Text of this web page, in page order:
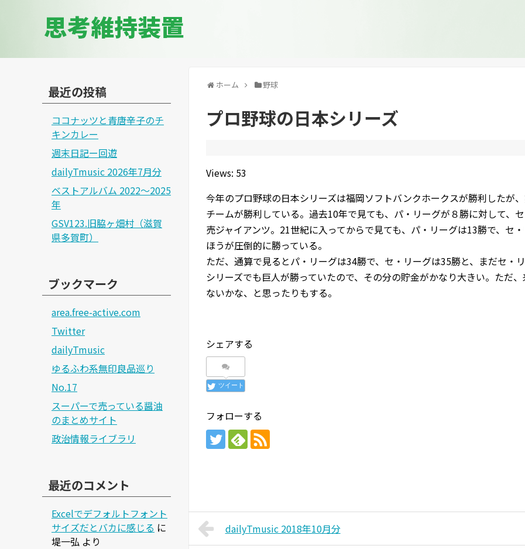
思考維持装置
ホーム 野球
プロ野球の日本シリーズ
Views: 53
今年のプロ野球の日本シリーズは福岡ソフトバンクホークスが勝利したが
チームが勝利している。過去10年で見ても、パ・リーグが８勝に対して、
売ジャイアンツ。21世紀に入ってからで見ても、パ・リーグは13勝で、セ
ほうが圧倒的に勝っている。
ただ、通算で見るとパ・リーグは34勝で、セ・リーグは35勝と、まだセ・
シリーズでも巨人が勝っていたので、その分の貯金がかなり大きい。ただ
ないかな、と思ったりもする。
シェアする
ツイート
フォローする
dailyTmusic 2018年10月分
最近の投稿
ココナッツと青唐辛子のチ
キンカレー
週末日記ー回遊
dailyTmusic 2026年7月分
ベストアルバム 2022～2025
年
GSV123.旧脇ヶ畑村（滋賀
県多賀町）
ブックマーク
area.free-active.com
Twitter
dailyTmusic
ゆるふわ系無印良品巡り
No.17
スーパーで売っている醤油
のまとめサイト
政治情報ライブラリ
最近のコメント
Excelでデフォルトフォント
サイズだとバカに感じる に
堤一弘 より